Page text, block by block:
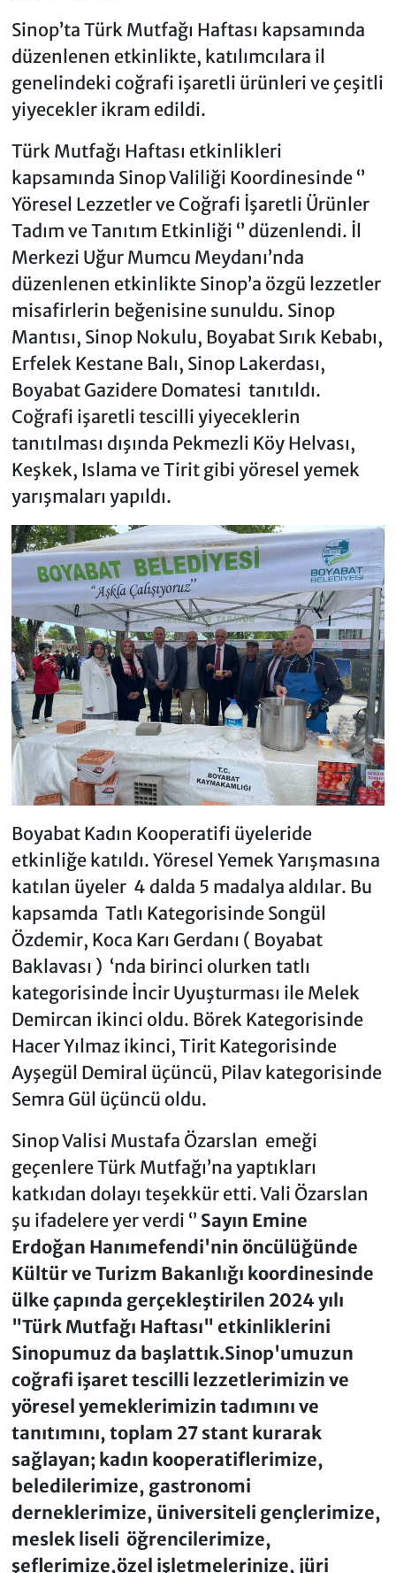
Sinop’ta Türk Mutfağı Haftası kapsamında
düzenlenen etkinlikte, katılımcılara il
genelindeki coğrafi işaretli ürünleri ve çeşitli
yiyecekler ikram edildi.
Türk Mutfağı Haftası etkinlikleri
kapsamında Sinop Valiliği Koordinesinde ‘’
Yöresel Lezzetler ve Coğrafi İşaretli Ürünler
Tadım ve Tanıtım Etkinliği ‘’ düzenlendi. İl
Merkezi Uğur Mumcu Meydanı’nda
düzenlenen etkinlikte Sinop’a özgü lezzetler
misafirlerin beğenisine sunuldu. Sinop
Mantısı, Sinop Nokulu, Boyabat Sırık Kebabı,
Erfelek Kestane Balı, Sinop Lakerdası,
Boyabat Gazidere Domatesi tanıtıldı.
Coğrafi işaretli tescilli yiyeceklerin
tanıtılması dışında Pekmezli Köy Helvası,
Keşkek, Islama ve Tirit gibi yöresel yemek
yarışmaları yapıldı.
Boyabat Kadın Kooperatifi üyeleride
etkinliğe katıldı. Yöresel Yemek Yarışmasına
katılan üyeler 4 dalda 5 madalya aldılar. Bu
kapsamda Tatlı Kategorisinde Songül
Özdemir, Koca Karı Gerdanı ( Boyabat
Baklavası ) ‘nda birinci olurken tatlı
kategorisinde İncir Uyuşturması ile Melek
Demircan ikinci oldu. Börek Kategorisinde
Hacer Yılmaz ikinci, Tirit Kategorisinde
Ayşegül Demiral üçüncü, Pilav kategorisinde
Semra Gül üçüncü oldu.
Sinop Valisi Mustafa Özarslan emeği
geçenlere Türk Mutfağı’na yaptıkları
katkıdan dolayı teşekkür etti. Vali Özarslan
şu ifadelere yer verdi ‘’ Sayın Emine
Erdoğan Hanımefendi'nin öncülüğünde
Kültür ve Turizm Bakanlığı koordinesinde
ülke çapında gerçekleştirilen 2024 yılı
"Türk Mutfağı Haftası" etkinliklerini
Sinopumuz da başlattık.Sinop'umuzun
coğrafi işaret tescilli lezzetlerimizin ve
yöresel yemeklerimizin tadımını ve
tanıtımını, toplam 27 stant kurarak
sağlayan; kadın kooperatiflerimize,
beledilerimize, gastronomi
derneklerimize, üniversiteli gençlerimize,
meslek liseli öğrencilerimize,
şeflerimize,özel işletmelerinize, jüri